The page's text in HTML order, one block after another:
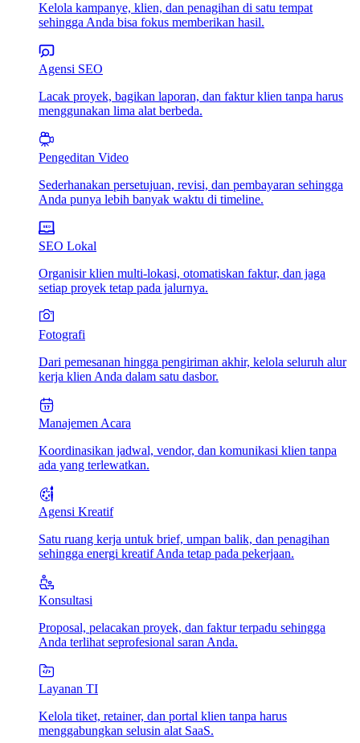
Kelola kampanye, klien, dan penagihan di satu tempat
sehingga Anda bisa fokus memberikan hasil.
Agensi SEO
Lacak proyek, bagikan laporan, dan faktur klien tanpa harus
menggunakan lima alat berbeda.
Pengeditan Video
Sederhanakan persetujuan, revisi, dan pembayaran sehingga
Anda punya lebih banyak waktu di timeline.
SEO Lokal
Organisir klien multi-lokasi, otomatiskan faktur, dan jaga
setiap proyek tetap pada jalurnya.
Fotografi
Dari pemesanan hingga pengiriman akhir, kelola seluruh alur
kerja klien Anda dalam satu dasbor.
Manajemen Acara
Koordinasikan jadwal, vendor, dan komunikasi klien tanpa
ada yang terlewatkan.
Agensi Kreatif
Satu ruang kerja untuk brief, umpan balik, dan penagihan
sehingga energi kreatif Anda tetap pada pekerjaan.
Konsultasi
Proposal, pelacakan proyek, dan faktur terpadu sehingga
Anda terlihat seprofesional saran Anda.
Layanan TI
Kelola tiket, retainer, dan portal klien tanpa harus
menggabungkan selusin alat SaaS.